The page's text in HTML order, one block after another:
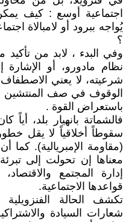
اجتماعية أوسع : كيف
يُواجه ببرود أو لامبالاة
؟
وفي البدء ، لابد من
نظام مادورو، أو الإشارة
شرعيته، لا يعني الاصطفاف
الوقوف في صف المنتشين
باستعراض القوة .
فالشماتة بانهيار بلد،
سقوطاً أخلاقياً لا يقل
(مقاومة الإمبريالية). كما
معناها إن تحولت إلى
إدارة المجتمع
قواعدها الاجتماعية.
تكشف الحالة
شعارات السيادة